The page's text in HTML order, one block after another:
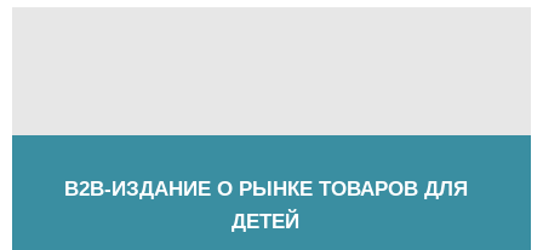
B2B-ИЗДАНИЕ О РЫНКЕ ТОВАРОВ ДЛЯ
ДЕТЕЙ